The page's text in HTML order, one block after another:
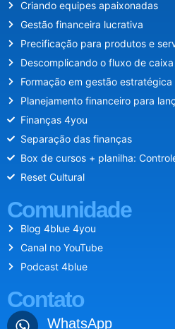
Criando equipes apaixonadas
Gestão financeira lucrativa
Precificação para produtos e
Descomplicando o fluxo de
Formação em gestão estratégica
Planejamento financeiro para
Finanças 4you
Separação das finanças
Box de cursos + planilha:
Reset Cultural
Comunidade
Blog 4blue 4you
Canal no YouTube
Podcast 4blue
Contato
WhatsApp